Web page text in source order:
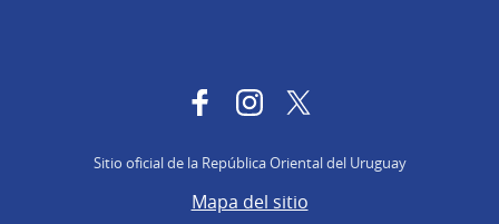
FacebookInstagram
Sitio oficial de la República Oriental del Uruguay
Mapa del sitio